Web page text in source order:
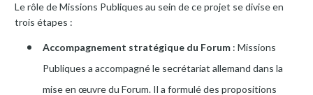
Le rôle de Missions Publiques au sein de ce projet se divise en
trois étapes :
Accompagnement stratégique du Forum : Missions
Publiques a accompagné le secrétariat allemand dans la
mise en œuvre du Forum. Il a formulé des propositions